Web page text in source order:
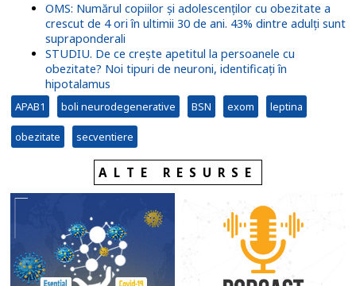
OMS: Numărul copiilor și adolescenților cu obezitate a
crescut de 4 ori în ultimii 30 de ani. 43% dintre adulți sunt
supraponderali
STUDIU. De ce crește apetitul la persoanele cu
obezitate? Noi tipuri de neuroni, identificați în
hipotalamus
APAB1 boli neurodegenerative BSN exom leptina
obezitate secventiere
ALTE RESURSE